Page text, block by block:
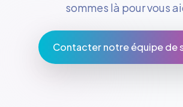
sommes là pour vous
Contacter notre équipe de